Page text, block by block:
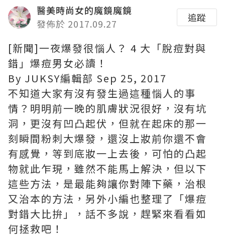
醫美時尚女的魔鏡魔鏡
發佈於 2017.09.27
追蹤
[新聞]一夜爆發很惱人？ 4 大「脫痘對與
錯」爆痘男女必讀！
By JUKSY編輯部 Sep 25, 2017
不知道大家有沒有發生過這種惱人的事
情？明明前一晚的肌膚狀況很好，沒有坑
洞，更沒有凹凸起伏，但就在起床的那一
刻瞬間粉刺大爆發，還沒上妝前你還不會
有感覺，等到底妝一上去後，可怕的凸起
物就此乍現，雖然不能馬上解決，但以下
這些方法，是最能夠讓你對陣下藥，治根
又治本的方法，另外小編也整理了「爆痘
對錯大比拚」，話不多說，趕緊來看看如
何拯救吧！